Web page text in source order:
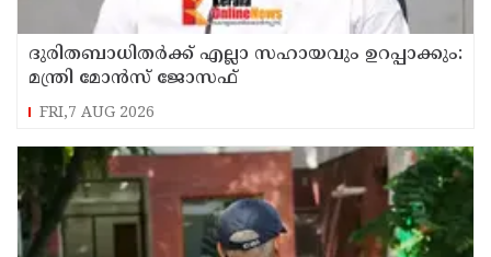
ദുരിതബാധിതർക്ക് എല്ലാ സഹായവും ഉറപ്പാക്കും:
മന്ത്രി മോൻസ് ജോസഫ്
FRI,7 AUG 2026